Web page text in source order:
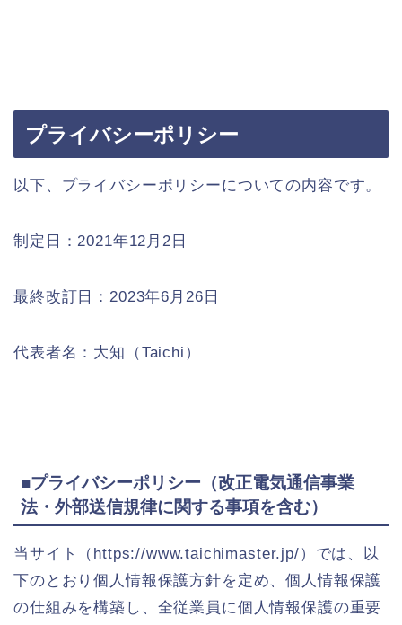
プライバシーポリシー
以下、プライバシーポリシーについての内容です。
制定日：2021年12月2日
最終改訂日：2023年6月26日
代表者名：大知（Taichi）
■プライバシーポリシー（改正電気通信事業
法・外部送信規律に関する事項を含む）
当サイト（https://www.taichimaster.jp/）では、以
下のとおり個人情報保護方針を定め、個人情報保護
の仕組みを構築し、全従業員に個人情報保護の重要